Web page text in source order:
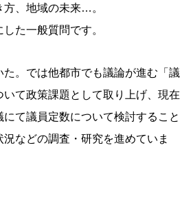
方、地域の未来…。
た一般質問です。
た。では他都市でも議論が進む「議
いて政策課題として取り上げ、現在
て議員定数について検討すること
などの調査・研究を進めていま